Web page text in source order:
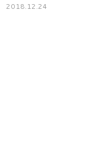
2018.12.24